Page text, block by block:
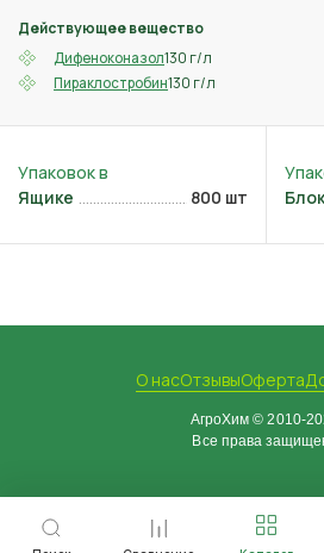
Действующее вещество
Дифеноконазол130 г/л
Пираклостробин130 г/л
Ящике 800 шт
О насОтзывыОферта
АгроХим © 2010-
Все права